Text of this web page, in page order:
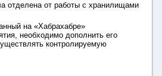
отделена от работы с хранилищами
на «Хабрахабре»
необходимо дополнить его
контролируемую